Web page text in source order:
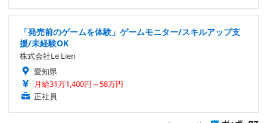
「発売前のゲームを体験」ゲームモニター/スキルアップ支
援/未経験OK
株式会社Le Lien
愛知県
月給31万1,400円～58万円
正社員